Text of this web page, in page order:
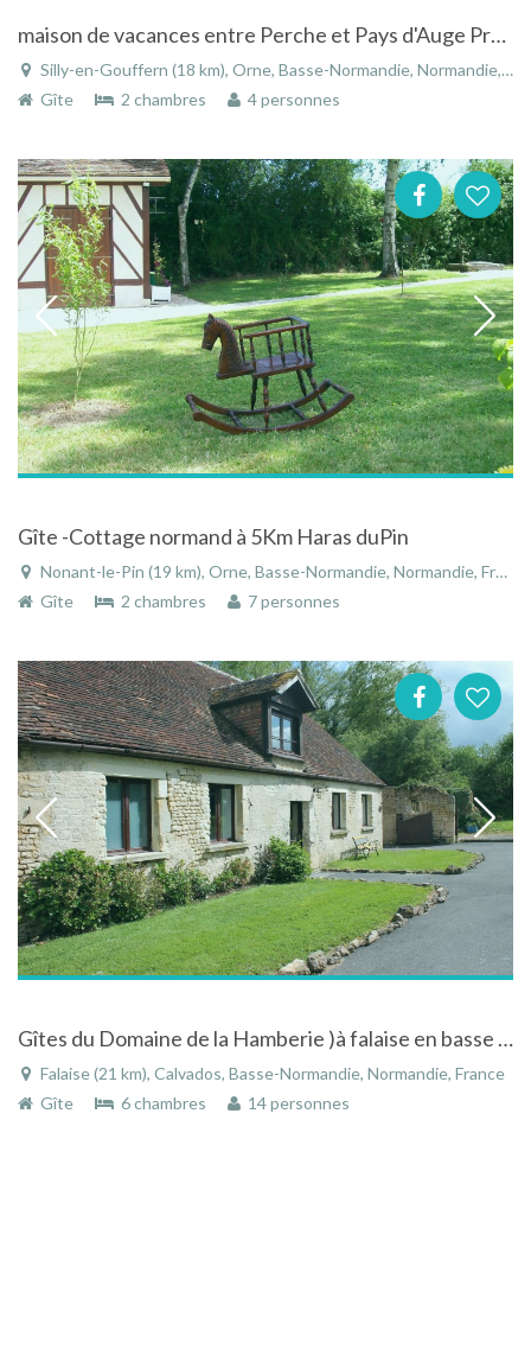
maison de vacances entre Perche et Pays d'Auge Prés haras national du pin
Silly-en-Gouffern (18 km), Orne, Basse-Normandie, Normandie, France
Gîte
2 chambres 4 personnes
Gîte -Cottage normand à 5Km Haras duPin
Nonant-le-Pin (19 km), Orne, Basse-Normandie, Normandie, France
Gîte
2 chambres 7 personnes
Gîtes du Domaine de la Hamberie )à falaise en basse Normandie avec piscine et accès handicapé
Falaise (21 km), Calvados, Basse-Normandie, Normandie, France
Gîte
6 chambres 14 personnes